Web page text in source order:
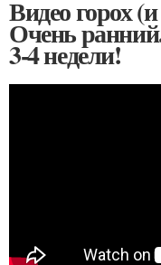
Видео горох
Очень
3-4 недели!